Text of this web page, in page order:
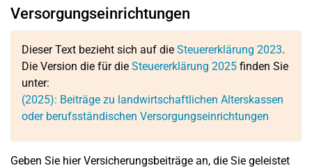
Versorgungseinrichtungen
Dieser Text bezieht sich auf die Steuererklärung 2023.
Die Version die für die Steuererklärung 2025 finden Sie
unter:
(2025): Beiträge zu landwirtschaftlichen Alterskassen
oder berufsständischen Versorgungseinrichtungen
Geben Sie hier Versicherungsbeiträge an, die Sie geleistet